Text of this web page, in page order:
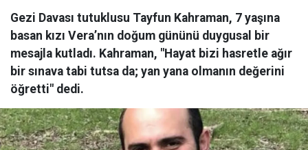
Gezi Davası tutuklusu Tayfun Kahraman, 7 yaşına
basan kızı Vera’nın doğum gününü duygusal bir
mesajla kutladı. Kahraman, "Hayat bizi hasretle ağır
bir sınava tabi tutsa da; yan yana olmanın değerini
öğretti" dedi.